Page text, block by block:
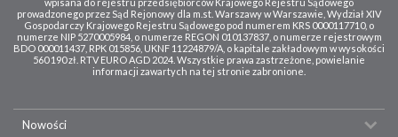
wpisana do rejestru przedsiębiorców Krajowego Rejestru Sądowego
prowadzonego przez Sąd Rejonowy dla m.st. Warszawy w Warszawie, Wydział XIV
Gospodarczy Krajowego Rejestru Sądowego pod numerem KRS 0000117710, o
numerze NIP 5270005984, o numerze REGON 010137837, o numerze rejestrowym
BDO 000011437, RPK 015856, UKNF 11224879/A, o kapitale zakładowym w wysokości
560 190 zł. RTV EURO AGD 2024. Wszystkie prawa zastrzeżone, powielanie
informacji zawartych na tej stronie zabronione.
Nowości